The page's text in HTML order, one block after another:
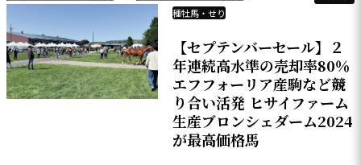
種牡馬・せり
【セプテンバーセール】２
年連続高水準の売却率80％
エフフォーリア産駒など競
り合い活発 ヒサイファーム
生産ブロンシェダーム2024
が最高価格馬